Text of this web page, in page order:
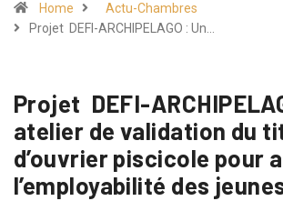
Home
Actu-Chambres
Projet DEFI-ARCHIPELAGO : Un…
Projet DEFI-
atelier de validation du
d’ouvrier piscicole pour
l’employabilité des